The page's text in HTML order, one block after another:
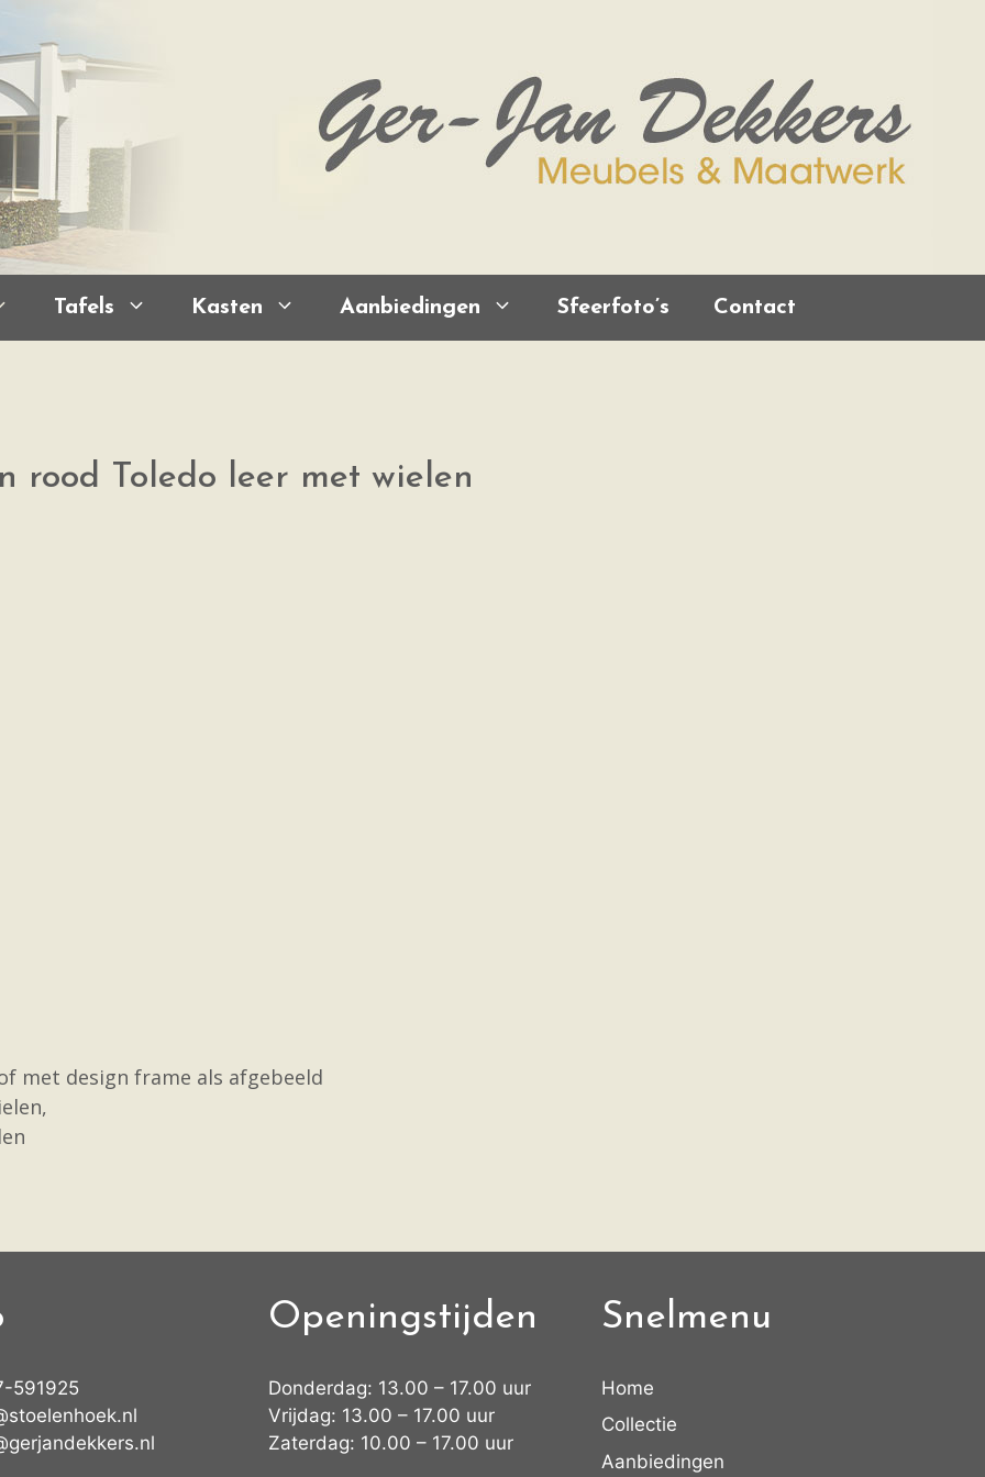
Tafels Kasten Aanbiedingen Sfeerfoto’s Contact
rood Toledo leer met wielen
met design frame als afgebeeld
591925
Openingstijden
Donderdag: 13.00 – 17.00 uur
Vrijdag: 13.00 – 17.00 uur
Zaterdag: 10.00 – 17.00 uur
Snelmenu
Home
Collectie
Aanbiedingen